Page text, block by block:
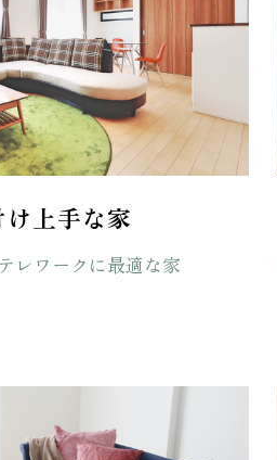
上手な家
レワークに最適な家